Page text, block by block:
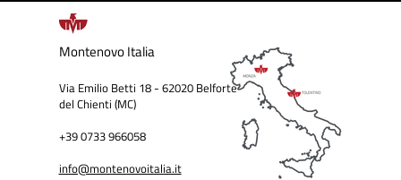
MontenovoItalia
Via Emilio Betti 18 - 62020 Belforte
del Chienti (MC)
+39 0733 966058
info@montenovoitalia.it